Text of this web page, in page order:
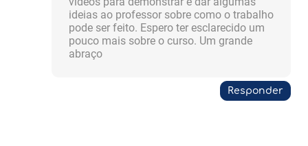
ideias ao professor sobre como o trabalho
pode ser feito. Espero ter esclarecido um
pouco mais sobre o curso. Um grande
abraço
Responder